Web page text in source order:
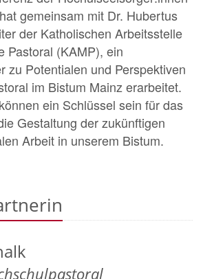
gemeinsam mit Dr. Hubertus
der Katholischen Arbeitsstelle
Pastoral (KAMP), ein
zu Potentialen und Perspektiven
im Bistum Mainz erarbeitet.
ein Schlüssel sein für das
Gestaltung der zukünftigen
Arbeit in unserem Bistum.